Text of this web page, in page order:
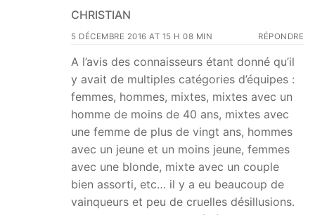
CHRISTIAN
5 DÉCEMBRE 2016 AT 15 H 08 MIN RÉPONDRE
A l’avis des connaisseurs étant donné qu’il
y avait de multiples catégories d’équipes :
femmes, hommes, mixtes, mixtes avec un
homme de moins de 40 ans, mixtes avec
une femme de plus de vingt ans, hommes
avec un jeune et un moins jeune, femmes
avec une blonde, mixte avec un couple
bien assorti, etc… il y a eu beaucoup de
vainqueurs et peu de cruelles désillusions.